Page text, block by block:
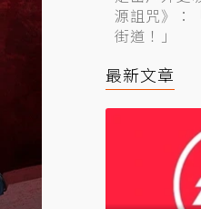
源詛咒》：
街道！」
最新文章